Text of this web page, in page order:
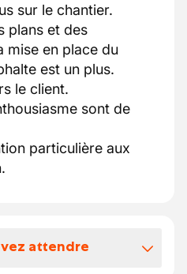
sur le chantier.
plans et des
mise en place du
est un plus.
le client.
sont de
particulière aux
attendre